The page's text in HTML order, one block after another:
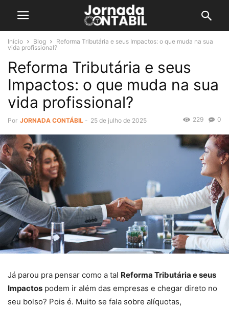
Início Blog
Reforma Tributária e seus Impactos: o que muda na sua
vida profissional?
Reforma Tributária e seus
Impactos: o que muda na sua
vida profissional?
Por JORNADA CONTÁBIL - 25 de julho de 2025 0
229
Já parou pra pensar como a tal Reforma Tributária e seus
Impactos podem ir além das empresas e chegar direto no
seu bolso? Pois é. Muito se fala sobre alíquotas,